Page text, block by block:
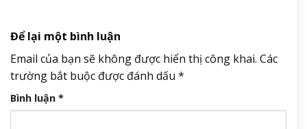
Để lại một bình luận
Email của bạn sẽ không được hiển thị công khai. Các
trường bắt buộc được đánh dấu *
Bình luận *